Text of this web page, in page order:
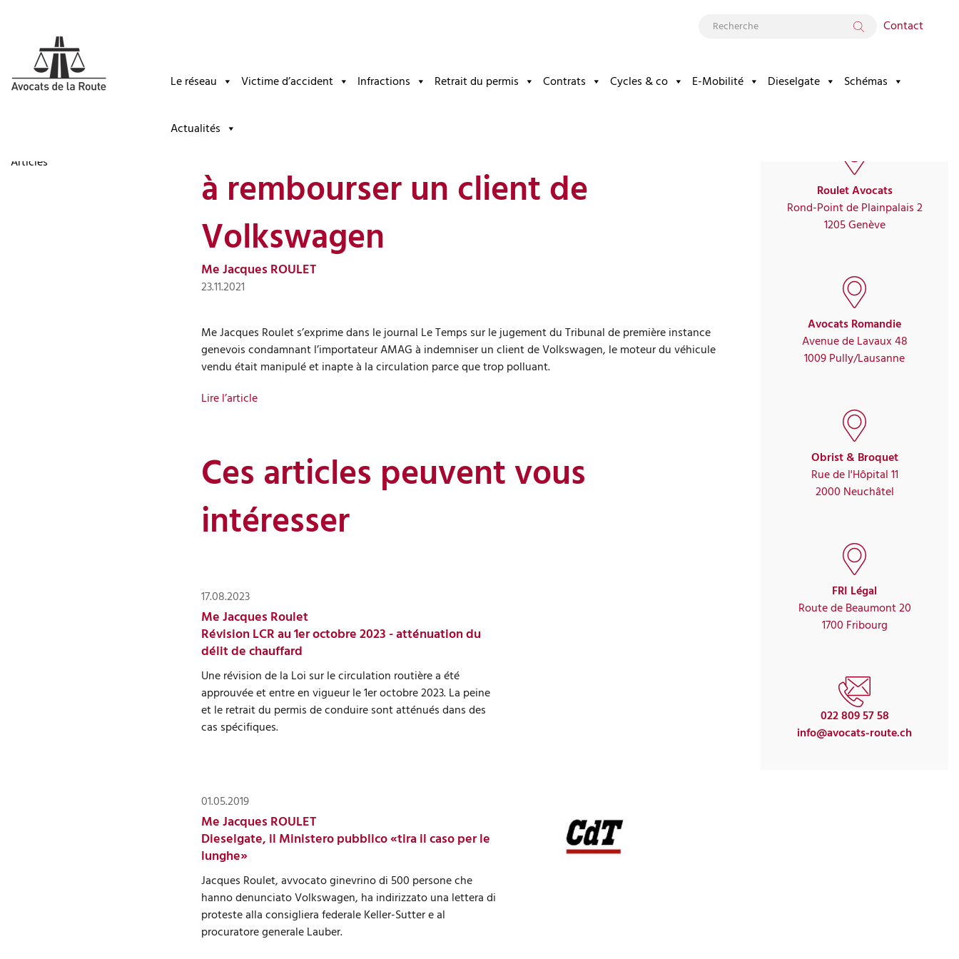
Contact
Le réseau Victime d’accident Infractions Retrait du permis Contrats Cycles & co E-Mobilité Dieselgate Schémas
Actualités
Articles
« Dieselgate » : AMAG condamné
à rembourser un client de
Volkswagen
Me Jacques ROULET
23.11.2021
Me Jacques Roulet s’exprime dans le journal Le Temps sur le jugement du Tribunal de première instance
genevois condamnant l’importateur AMAG à indemniser un client de Volkswagen, le moteur du véhicule
vendu était manipulé et inapte à la circulation parce que trop polluant.
Lire l’article
Ces articles peuvent vous
intéresser
17.08.2023
Me Jacques Roulet
Révision LCR au 1er octobre 2023 - atténuation du
délit de chauffard
Une révision de la Loi sur le circulation routière a été
approuvée et entre en vigueur le 1er octobre 2023. La peine
et le retrait du permis de conduire sont atténués dans des
cas spécifiques.
01.05.2019
Me Jacques ROULET
Dieselgate, il Ministero pubblico «tira il caso per le
lunghe»
Jacques Roulet, avvocato ginevrino di 500 persone che
hanno denunciato Volkswagen, ha indirizzato una lettera di
proteste alla consigliera federale Keller-Sutter e al
procuratore generale Lauber.
Roulet Avocats
Rond-Point de Plainpalais 2
1205 Genève
Avocats Romandie
Avenue de Lavaux 48
1009 Pully/Lausanne
Obrist & Broquet
Rue de l'Hôpital 11
2000 Neuchâtel
FRI Légal
Route de Beaumont 20
1700 Fribourg
022 809 57 58
info@avocats-route.ch